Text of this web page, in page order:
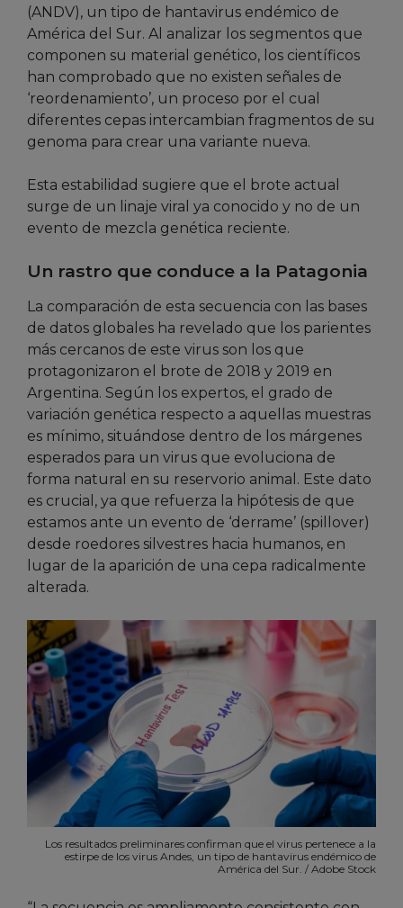
(ANDV), un tipo de hantavirus endémico de
América del Sur. Al analizar los segmentos que
componen su material genético, los científicos
han comprobado que no existen señales de
‘reordenamiento’, un proceso por el cual
diferentes cepas intercambian fragmentos de su
genoma para crear una variante nueva.
Esta estabilidad sugiere que el brote actual
surge de un linaje viral ya conocido y no de un
evento de mezcla genética reciente.
Un rastro que conduce a la Patagonia
La comparación de esta secuencia con las bases
de datos globales ha revelado que los parientes
más cercanos de este virus son los que
protagonizaron el brote de 2018 y 2019 en
Argentina. Según los expertos, el grado de
variación genética respecto a aquellas muestras
es mínimo, situándose dentro de los márgenes
esperados para un virus que evoluciona de
forma natural en su reservorio animal. Este dato
es crucial, ya que refuerza la hipótesis de que
estamos ante un evento de ‘derrame’ (spillover)
desde roedores silvestres hacia humanos, en
lugar de la aparición de una cepa radicalmente
alterada.
Los resultados preliminares confirman que el virus pertenece a la
estirpe de los virus Andes, un tipo de hantavirus endémico de
América del Sur. / Adobe Stock